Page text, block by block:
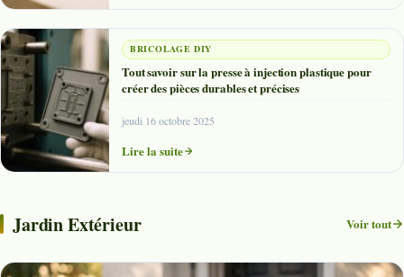
BRICOLAGE DIY
Tout savoir sur la presse à injection plastique pour
créer des pièces durables et précises
jeudi 16 octobre 2025
Lire la suite
Jardin Extérieur Voir tout